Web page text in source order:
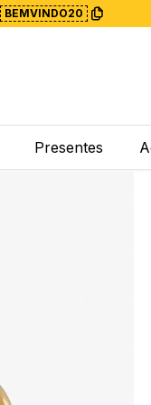
BEMVINDO20
Presentes